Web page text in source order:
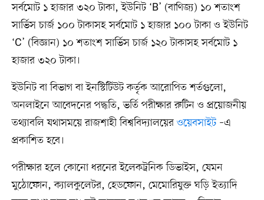
সর্বমোট ১ হাজার ৩২০ টাকা, ইউনিট ‘B’ (বাণিজ্য) ১০ শতাংশ
সার্ভিস চার্জ ১০০ টাকাসহ সর্বমোট ১ হাজার ১০০ টাকা ও ইউনিট
‘C’ (বিজ্ঞান) ১০ শতাংশ সার্ভিস চার্জ ১২০ টাকাসহ সর্বমোট ১
হাজার ৩২০ টাকা।
ইউনিট বা বিভাগ বা ইনস্টিটিউট কর্তৃক আরোপিত শর্তগুলো,
অনলাইনে আবেদনের পদ্ধতি, ভর্তি পরীক্ষার রুটিন ও প্রয়োজনীয়
তথ্যাবলি যথাসময়ে রাজশাহী বিশ্ববিদ্যালয়ের ওয়েবসাইট–এ
প্রকাশিত হবে।
পরীক্ষার হলে কোনো ধরনের ইলেকট্রনিক ডিভাইস, যেমন
মুঠোফোন, ক্যালকুলেটর, হেডফোন, মেমোরিযুক্ত ঘড়ি ইত্যাদি